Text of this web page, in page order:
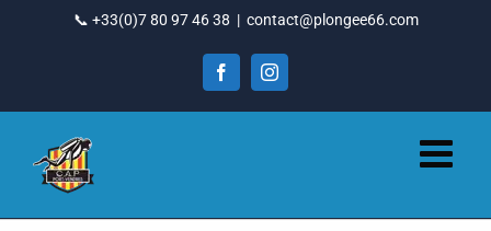
📞 +33(0)7 80 97 46 38 | contact@plongee66.com
FacebookInstagram